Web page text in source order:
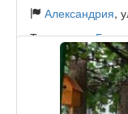
Александрия,
Тип садика: